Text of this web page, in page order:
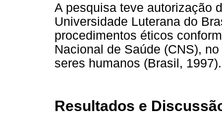
A pesquisa teve autorização
Universidade Luterana do
procedimentos éticos
Nacional de Saúde (CNS),
seres humanos (Brasil, 1997).
Resultados e